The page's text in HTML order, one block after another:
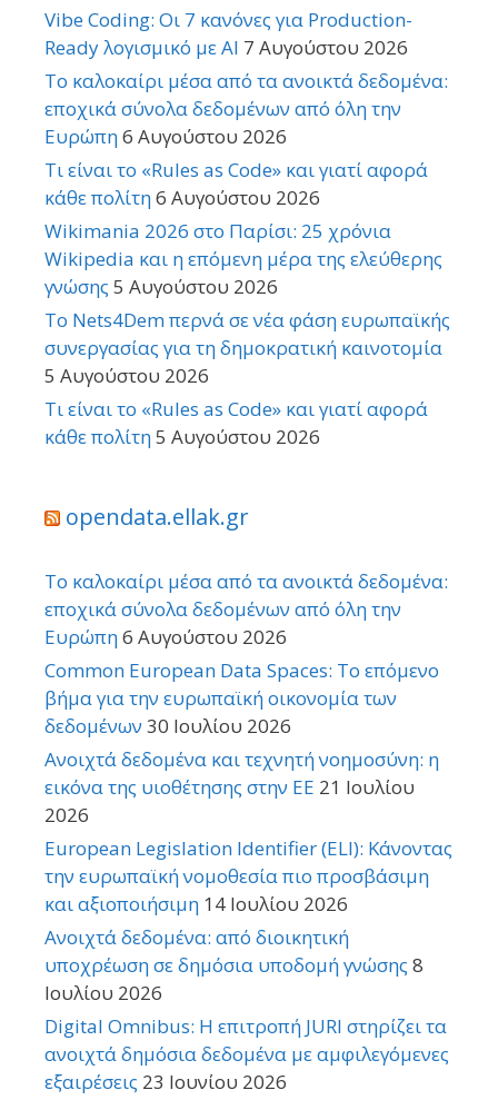
Vibe Coding: Οι 7 κανόνες για Production-
Ready λογισμικό με AI 7 Αυγούστου 2026
Το καλοκαίρι μέσα από τα ανοικτά δεδομένα:
εποχικά σύνολα δεδομένων από όλη την
Ευρώπη6 Αυγούστου 2026
Τι είναι το «Rules as Code» και γιατί αφορά
κάθε πολίτη6 Αυγούστου 2026
Wikimania 2026 στο Παρίσι: 25 χρόνια
Wikipedia και η επόμενη μέρα της ελεύθερης
γνώσης 5 Αυγούστου 2026
Το Nets4Dem περνά σε νέα φάση ευρωπαϊκής
συνεργασίας για τη δημοκρατική καινοτομία
5 Αυγούστου 2026
Τι είναι το «Rules as Code» και γιατί αφορά
κάθε πολίτη5 Αυγούστου 2026
opendata.ellak.gr
Το καλοκαίρι μέσα από τα ανοικτά δεδομένα:
εποχικά σύνολα δεδομένων από όλη την
Ευρώπη6 Αυγούστου 2026
Common European Data Spaces: Το επόμενο
βήμα για την ευρωπαϊκή οικονομία των
δεδομένων 30 Ιουλίου 2026
Ανοιχτά δεδομένα και τεχνητή νοημοσύνη: η
εικόνα της υιοθέτησης στην ΕΕ 21 Ιουλίου
2026
European Legislation Identifier (ELI): Κάνοντας
την ευρωπαϊκή νομοθεσία πιο προσβάσιμη
και αξιοποιήσιμη 14 Ιουλίου 2026
Ανοιχτά δεδομένα: από διοικητική
υποχρέωση σε δημόσια υποδομή γνώσης 8
Ιουλίου 2026
Digital Omnibus: Η επιτροπή JURI στηρίζει τα
ανοιχτά δημόσια δεδομένα με αμφιλεγόμενες
εξαιρέσεις 23 Ιουνίου 2026